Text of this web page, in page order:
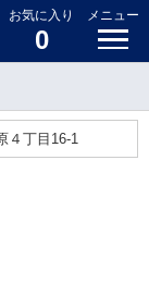
お気に入り
0
メニュー
４丁目16-1